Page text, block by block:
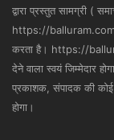
द्वारा प्रस्तुत सामग्री (
https://balluram.com
करता है। https://
देने वाला स्वयं जिम्मेदार
प्रकाशक, संपादक की कोई
होगा।